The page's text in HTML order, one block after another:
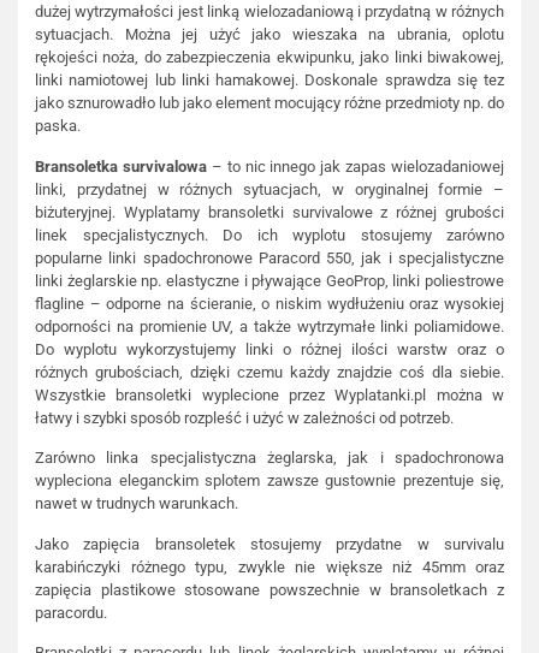
dużej wytrzymałości jest linką wielozadaniową i przydatną w różnych
sytuacjach. Można jej użyć jako wieszaka na ubrania, oplotu
rękojeści noża, do zabezpieczenia ekwipunku, jako linki biwakowej,
linki namiotowej lub linki hamakowej. Doskonale sprawdza się tez
jako sznurowadło lub jako element mocujący różne przedmioty np. do
paska.
Bransoletka survivalowa– to nic innego jak zapas wielozadaniowej
linki, przydatnej w różnych sytuacjach, w oryginalnej formie –
biżuteryjnej. Wyplatamy bransoletki survivalowe z różnej grubości
linek specjalistycznych. Do ich wyplotu stosujemy zarówno
popularne linki spadochronowe Paracord 550, jak i specjalistyczne
linki żeglarskie np. elastyczne i pływające GeoProp, linki poliestrowe
flagline – odporne na ścieranie, o niskim wydłużeniu oraz wysokiej
odporności na promienie UV, a także wytrzymałe linki poliamidowe.
Do wyplotu wykorzystujemy linki o różnej ilości warstw oraz o
różnych grubościach, dzięki czemu każdy znajdzie coś dla siebie.
Wszystkie bransoletki wyplecione przez Wyplatanki.pl można w
łatwy i szybki sposób rozpleść i użyć w zależności od potrzeb.
Zarówno linka specjalistyczna żeglarska, jak i spadochronowa
wypleciona eleganckim splotem zawsze gustownie prezentuje się,
nawet w trudnych warunkach.
Jako zapięcia bransoletek stosujemy przydatne w survivalu
karabińczyki różnego typu, zwykle nie większe niż 45mm oraz
zapięcia plastikowe stosowane powszechnie w bransoletkach z
paracordu.